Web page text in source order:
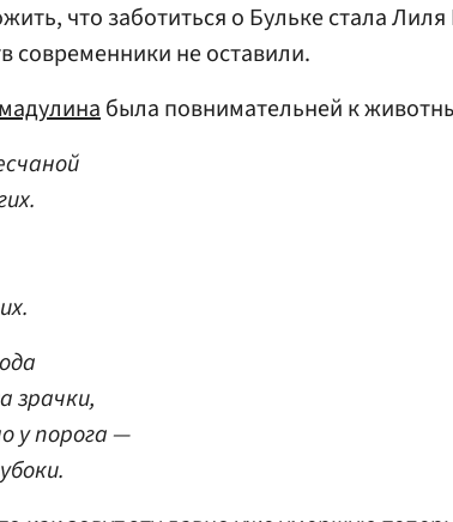
что заботиться о Бульке стала
современники не оставили.
была повнимательней к
зрачки,
у порога —